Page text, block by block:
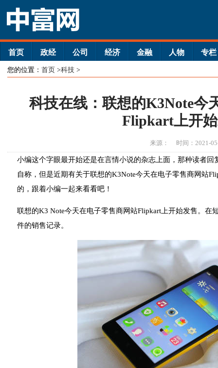
首页 政经 公司 经济 金融 人物 专栏
您的位置： 首页 >科技 >
科技在线：联想的K3Note今
Flipkart上开
来源： 时间：2021-
小编这个字眼最开始还是在言情小说的杂志上面，那种读者
自称，但是近期有关于联想的K3Note今天在电子零售商网站
的，跟着小编一起来看看吧！
联想的K3 Note今天在电子零售商网站Flipkart上开始发售。在
件的销售记录。